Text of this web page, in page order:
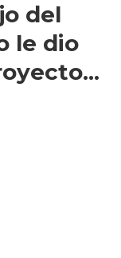
del
le dio